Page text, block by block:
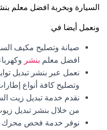
السيارة وبخربة افضل معلم
ونعمل أيضا في:
صيانة وتصليح مكيف
افضل معلم بنشر
نعمل عبر بنشر تبديل
وتصليح كافة أنواع
نقدم خدمة تبديل زيت
من خلال بنشر تبديل
نوفر خدمة فحص محرك